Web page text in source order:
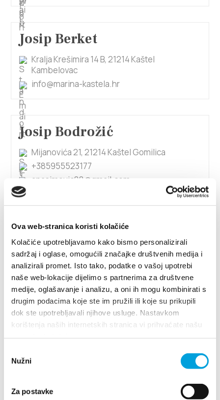
Ova web-stranica koristi kolačiće
Kolačiće upotrebljavamo kako bismo personalizirali
sadržaj i oglase, omogućili značajke društvenih medija i
analizirali promet. Isto tako, podatke o vašoj upotrebi
naše web-lokacije dijelimo s partnerima za društvene
medije, oglašavanje i analizu, a oni ih mogu kombinirati s
drugim podacima koje ste im pružili ili koje su prikupili
dok ste upotrebljavali njihove usluge. Nastavkom
korištenja naših internetskih stranica vi prihvaćate našu
pristanka
Nužni
Za postavke
Josip Berket
Kralja Krešimira 14 B, 21214 Kaštel
Kambelovac
info@marina-kastela.hr
Josip Bodrožić
Mijanovića 21, 21214 Kaštel Gomilica
+385955523177
anasimovic88@gmail.com
Josip Bralić
F.Tuđmana 948, 21217 Kaštel Stari
098 558009
jb.josip@gmail.com
Josip Čović